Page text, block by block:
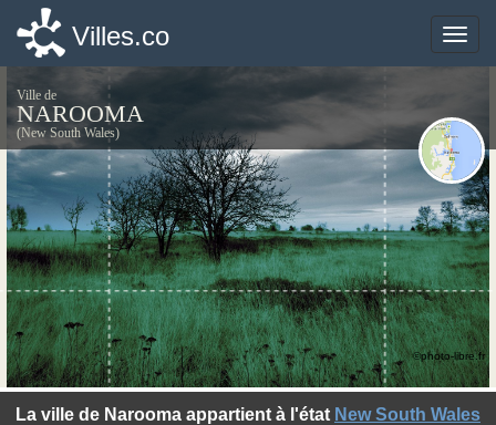
Toggle
Villes.co
Ville de
NAROOMA
(New South Wales)
La ville de Narooma appartient à l'état New South Wales
©photo-libre.fr
Toggle
Villes.co